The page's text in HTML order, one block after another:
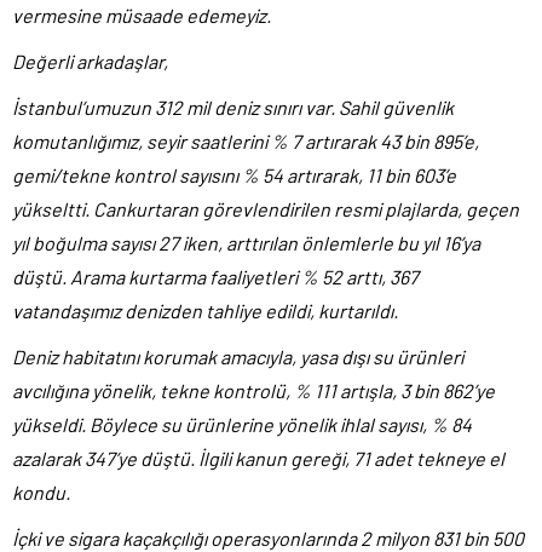
vermesine müsaade edemeyiz.
Değerli arkadaşlar,
İstanbul’umuzun 312 mil deniz sınırı var. Sahil güvenlik
komutanlığımız, seyir saatlerini % 7 artırarak 43 bin 895’e,
gemi/tekne kontrol sayısını % 54 artırarak, 11 bin 603’e
yükseltti. Cankurtaran görevlendirilen resmi plajlarda, geçen
yıl boğulma sayısı 27 iken, arttırılan önlemlerle bu yıl 16’ya
düştü. Arama kurtarma faaliyetleri % 52 arttı, 367
vatandaşımız denizden tahliye edildi, kurtarıldı.
Deniz habitatını korumak amacıyla, yasa dışı su ürünleri
avcılığına yönelik, tekne kontrolü, % 111 artışla, 3 bin 862’ye
yükseldi. Böylece su ürünlerine yönelik ihlal sayısı, % 84
azalarak 347’ye düştü. İlgili kanun gereği, 71 adet tekneye el
kondu.
İçki ve sigara kaçakçılığı operasyonlarında 2 milyon 831 bin 500